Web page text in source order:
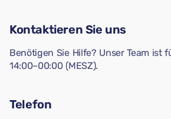
Kontaktieren Sie uns
Benötigen Sie Hilfe? Unser Team ist
14:00–00:00 (MESZ).
Telefon